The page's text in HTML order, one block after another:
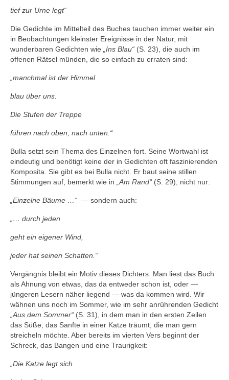
tief zur Urne legt“
Die Gedichte im Mittelteil des Buches tauchen immer weiter ein
in Beobachtungen kleinster Ereignisse in der Natur, mit
wunderbaren Gedichten wie
„Ins Blau“ (S. 23), die auch im
offenen Rätsel münden, die so einfach zu erraten sind:
„manchmal ist der Himmel
blau über uns.
Die Stufen der Treppe
führen nach oben, nach unten.“
Bulla setzt sein Thema des Einzelnen fort. Seine Wortwahl ist
eindeutig und benötigt keine der in Gedichten oft faszinierenden
Komposita. Sie gibt es bei Bulla nicht. Er baut seine stillen
Stimmungen auf, bemerkt wie in
„Am Rand“ (S. 29), nicht nur:
„Einzelne Bäume …“ — sondern auch:
„… durch jeden
geht ein eigener Wind,
jeder hat seinen Schatten.“
Vergängnis bleibt ein Motiv dieses Dichters. Man liest das Buch
als Ahnung von etwas, das da entweder schon ist, oder —
jüngeren Lesern näher liegend — was da kommen wird. Wir
wähnen uns noch im Sommer, wie im sehr anrührenden Gedicht
„Aus dem Sommer“ (S. 31), in dem man in den ersten Zeilen
das Süße, das Sanfte in einer Katze träumt, die man gern
streicheln möchte. Aber bereits im vierten Vers beginnt der
Schreck, das Bangen und eine Traurigkeit:
„Die Katze legt sich